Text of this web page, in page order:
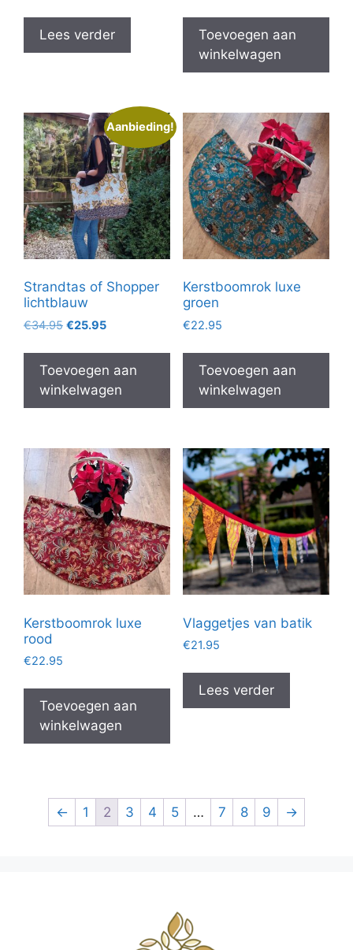
Lees verder
was:
€34.95.
is:
€25.95.
Toevoegen aan
winkelwagen
Aanbieding!
Strandtas of Shopper
lichtblauw
€34.95 Oorspronkelijke
was:
€34.95.
€25.95Huidige
is:
€25.95.
Toevoegen aan
winkelwagen
Kerstboomrok luxe
groen
€22.95
Toevoegen aan
winkelwagen
Kerstboomrok luxe
rood
€22.95
Toevoegen aan
winkelwagen
Vlaggetjes van batik
€21.95
Lees verder
← 1 2 3 4 5 … 7 8 9 →